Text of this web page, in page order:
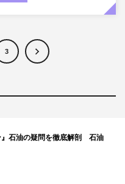
3
』石油の疑問を徹底解剖 石油